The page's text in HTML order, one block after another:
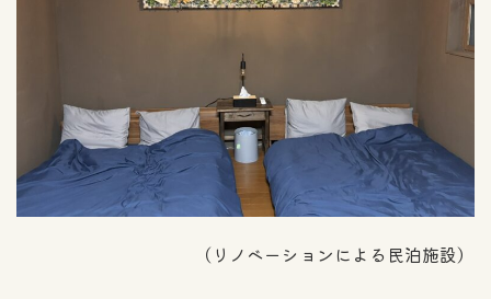
（リノベーションによる民泊施設）